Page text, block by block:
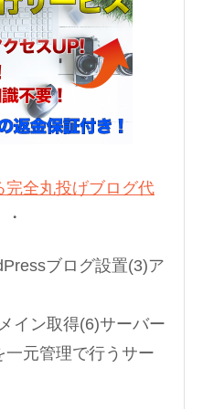
全丸投げブログ代
ブログ設置(3)ア
イン取得(6)サーバー
元管理で行うサー